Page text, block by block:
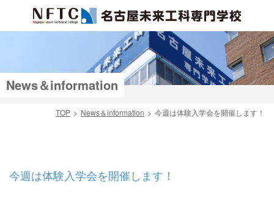
News＆information
TOP News＆information 今週は体験入学会を開催します！
今週は体験入学会を開催します！